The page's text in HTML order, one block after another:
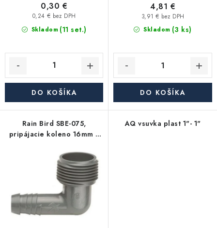
Poštovné a doprava
Obchodné podmienky
Reklamačné podmienky
Obchodné podmienky požičovne náradia
Moja objednávka
Skladom (11 set.)
0,24 € bez DPH
0,30 €
DO KOŠÍKA
Skladom (3 ks)
3,91 € bez DPH
4,81 €
DO KOŠÍKA
Rain Bird SBE-075,
pripájacie koleno 16mm x
AQ vsuvka plast 1"- 1"